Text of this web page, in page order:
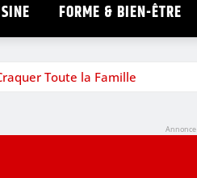
FORME & BIEN-ÊTRE
Toute la Famille
Annonce